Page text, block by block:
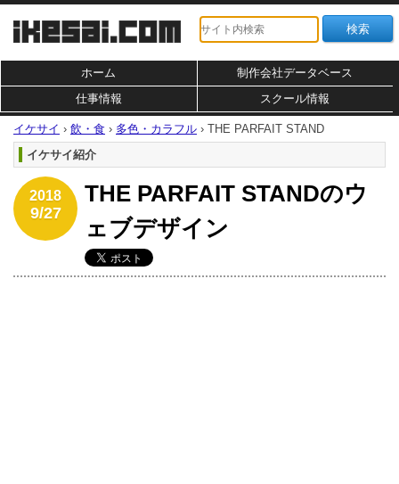
ホーム
制作会社データベース
仕事情報
スクール情報
イケサイ › 飲・食 › 多色・カラフル › THE PARFAIT STAND
イケサイ紹介
2018
9/27
THE PARFAIT STANDのウ
ェブデザイン